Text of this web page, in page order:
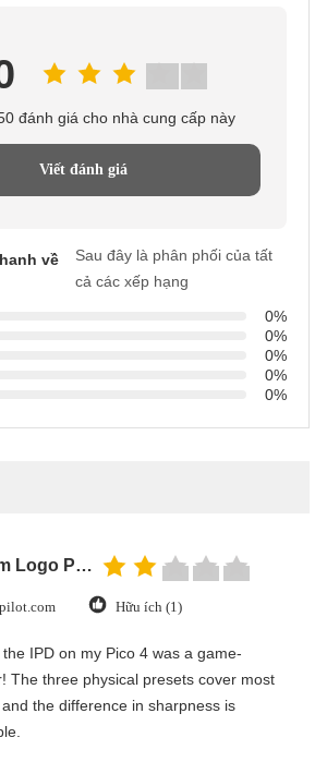
đánh giá cho nhà cung cấp này
Viết đánh giá
về
Sau đây là phân phối của tất
cả các xếp hạng
0%
0%
0%
0%
0%
Custom Logo Paper Cardboard Packing Folding White / Black / Rose Gold Luxury Magnetic Gift Box with Ribbon Closure
Hữu ích (1)
IPD on my Pico 4 was a game-
The three physical presets cover most
the difference in sharpness is